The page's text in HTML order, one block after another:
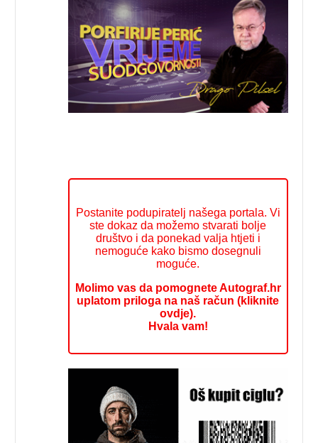
Postanite podupiratelj našega portala. Vi
ste dokaz da možemo stvarati bolje
društvo i da ponekad valja htjeti i
nemoguće kako bismo dosegnuli
moguće.
Molimo vas da pomognete Autograf.hr
uplatom priloga na naš račun (kliknite
ovdje).
Hvala vam!